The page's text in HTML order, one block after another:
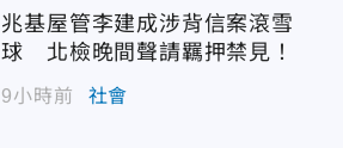
兆基屋管李建成涉背信案滾雪
球 北檢晚間聲請羈押禁見！
9小時前 社會